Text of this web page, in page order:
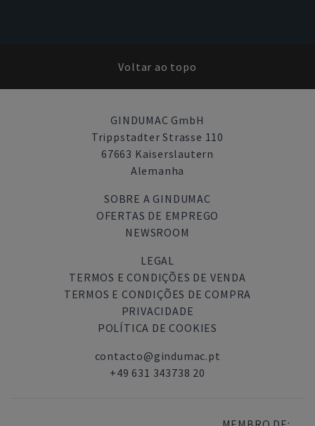
Voltar ao topo
GINDUMAC GmbH
Trippstadter Strasse 110
67663 Kaiserslautern
Alemanha
SOBRE A GINDUMAC
OFERTAS DE EMPREGO
NEWSROOM
LEGAL
TERMOS E CONDIÇÕES DE VENDA
TERMOS E CONDIÇÕES DE COMPRA
PRIVACIDADE
POLÍTICA DE COOKIES
contacto@gindumac.pt
+49 631 343738 20